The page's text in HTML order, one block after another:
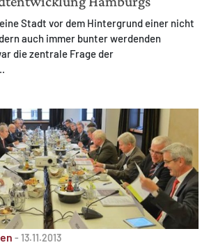
Stadt vor dem Hintergrund einer nicht
auch immer bunter werdenden
die zentrale Frage der
- 13.11.2013